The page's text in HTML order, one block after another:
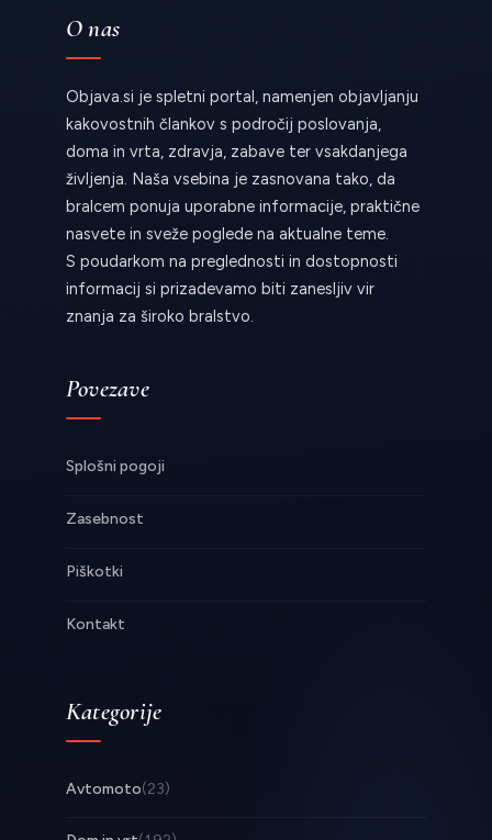
O nas
Objava.si je spletni portal, namenjen objavljanju
kakovostnih člankov s področij poslovanja,
doma in vrta, zdravja, zabave ter vsakdanjega
življenja. Naša vsebina je zasnovana tako, da
bralcem ponuja uporabne informacije, praktične
nasvete in sveže poglede na aktualne teme.
S poudarkom na preglednosti in dostopnosti
informacij si prizadevamo biti zanesljiv vir
znanja za široko bralstvo.
Povezave
Splošni pogoji
Zasebnost
Piškotki
Kontakt
Kategorije
Avtomoto(23)